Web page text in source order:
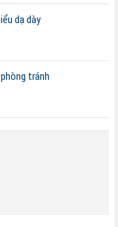
dạ dày
tránh